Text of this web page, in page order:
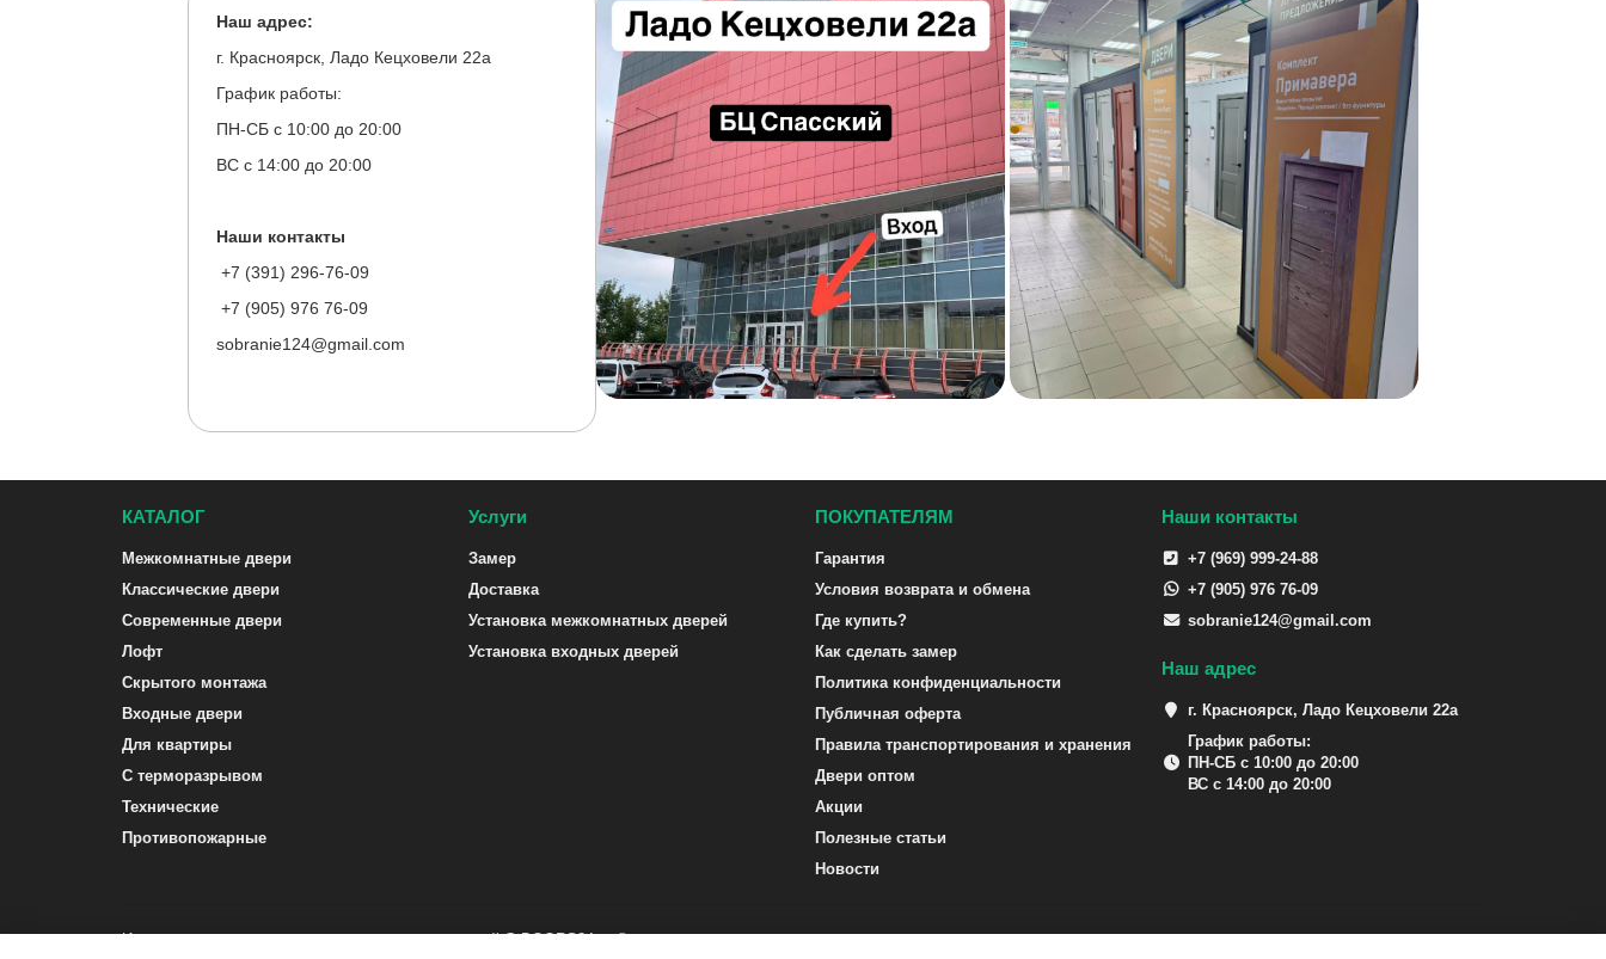
Наш адрес:
г. Красноярск, Ладо Кецховели 22а
График работы:
ПН-СБ с 10:00 до 20:00
ВС с 14:00 до 20:00
Наши контакты
+7 (391) 296-76-09
+7 (905) 976 76-09
sobranie124@gmail.com
КАТАЛОГ
Межкомнатные двери
Классические двери
Современные двери
Лофт
Скрытого монтажа
Входные двери
Для квартиры
С терморазрывом
Технические
Противопожарные
Услуги
Замер
Доставка
Установка межкомнатных дверей
Установка входных дверей
ПОКУПАТЕЛЯМ
Гарантия
Условия возврата и обмена
Где купить?
Как сделать замер
Политика конфиденциальности
Публичная оферта
Правила транспортирования и хранения
Двери оптом
Акции
Полезные статьи
Новости
Наши контакты
+7 (969) 999-24-88
+7 (905) 976 76-09
sobranie124@gmail.com
Наш адрес
г. Красноярск, Ладо Кецховели 22а
График работы:
ПН-СБ с 10:00 до 20:00
ВС с 14:00 до 20:00
Интернет-магазин межкомнатных и входных дверей G-DOORS24.ru ©